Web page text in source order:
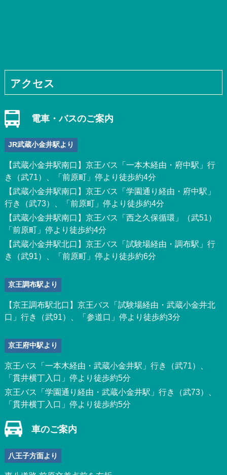
アクセス
電車・バスのご案内
JR武蔵小金井駅より
【武蔵小金井駅南口】京王バス「一本木経由・府中駅」行
き（武71）、「前原町」停より徒歩約4分
【武蔵小金井駅南口】京王バス「学園通り経由・府中駅」
行き（武73）、「前原町」停より徒歩約4分
【武蔵小金井駅南口】京王バス「西之久保循環」（武51）
「前原町」停より徒歩約4分
【武蔵小金井駅北口】京王バス「試験場経由・調布駅」行
き（武91）、「前原町」停より徒歩約6分
京王調布駅より
【京王調布駅北口】京王バス「試験場経由・武蔵小金井北
口」行き（武91）、「参道口」停より徒歩約3分
京王府中駅より
京王バス「一本木経由・武蔵小金井駅」行き（武71）、
「貫井横丁入口」停より徒歩約5分
京王バス「学園通り経由・武蔵小金井駅」行き（武73）、
「貫井横丁入口」停より徒歩約5分
車のご案内
八王子方面より